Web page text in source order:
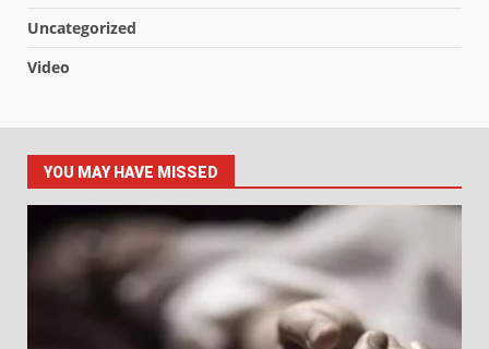
Uncategorized
Video
YOU MAY HAVE MISSED